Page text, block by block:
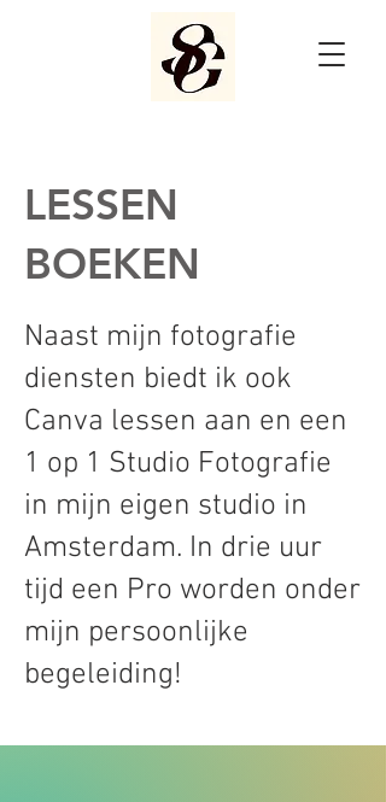
LESSEN
BOEKEN
Naast mijn fotografie
diensten biedt ik ook
Canva lessen aan en een
1 op 1 Studio Fotografie
in mijn eigen studio in
Amsterdam. In drie uur
tijd een Pro worden onder
mijn persoonlijke
begeleiding!